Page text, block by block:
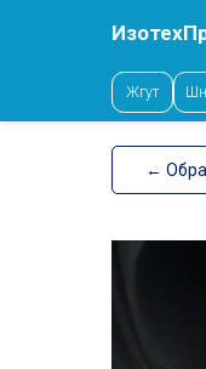
Жгут
←